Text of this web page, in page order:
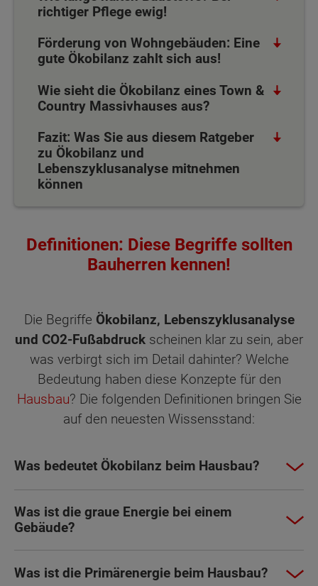
richtiger Pflege ewig!
Förderung von Wohngebäuden: Eine
gute Ökobilanz zahlt sich aus!
Wie sieht die Ökobilanz eines Town &
Country Massivhauses aus?
Fazit: Was Sie aus diesem Ratgeber
zu Ökobilanz und
Lebenszyklusanalyse mitnehmen
können
Definitionen: Diese Begriffe sollten
Bauherren kennen!
Die Begriffe Ökobilanz, Lebenszyklusanalyse
und CO2-Fußabdruck scheinen klar zu sein, aber
was verbirgt sich im Detail dahinter? Welche
Bedeutung haben diese Konzepte für den
Hausbau? Die folgenden Definitionen bringen Sie
auf den neuesten Wissensstand:
Was bedeutet Ökobilanz beim Hausbau?
Was ist die graue Energie bei einem
Gebäude?
Was ist die Primärenergie beim Hausbau?